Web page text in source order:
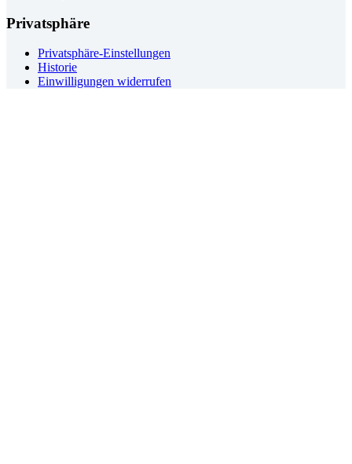
Privatsphäre
Privatsphäre-Einstellungen
Historie
Einwilligungen widerrufen